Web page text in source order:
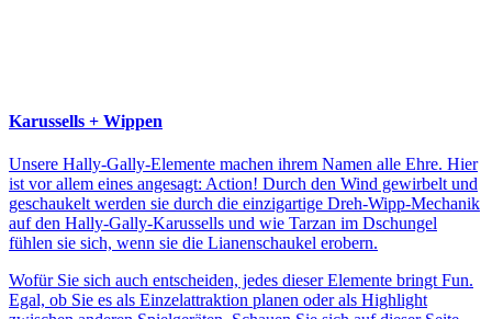
Karussells + Wippen
Unsere Hally-Gally-Elemente machen ihrem Namen alle Ehre. Hier
ist vor allem eines angesagt: Action! Durch den Wind gewirbelt und
geschaukelt werden sie durch die einzigartige Dreh-Wipp-Mechanik
auf den Hally-Gally-Karussells und wie Tarzan im Dschungel
fühlen sie sich, wenn sie die Lianenschaukel erobern.
Wofür Sie sich auch entscheiden, jedes dieser Elemente bringt Fun.
Egal, ob Sie es als Einzelattraktion planen oder als Highlight